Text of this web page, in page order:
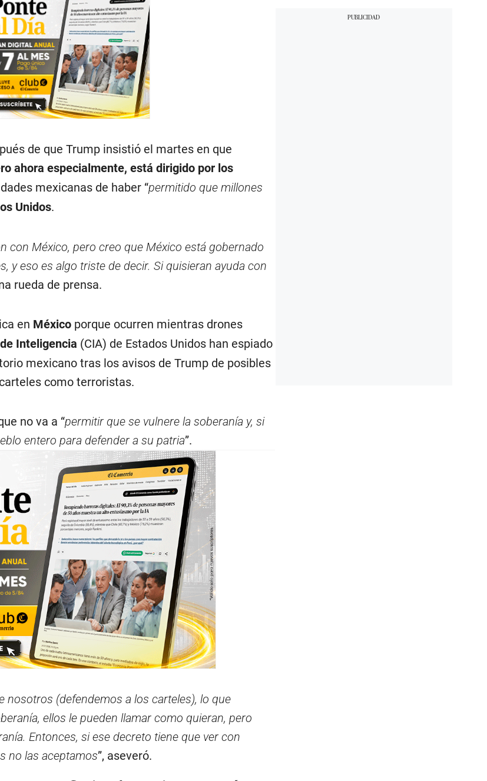
de que Trump insistió el martes en que
ahora especialmente, está dirigido por los
mexicanas de haber “permitido que millones
Unidos.
con México, pero creo que México está gobernado
y eso es algo triste de decir. Si quisieran ayuda con
rueda de prensa.
en Méxicoporque ocurren mientras drones
Inteligencia (CIA) de Estados Unidos han espiado
mexicano tras los avisos de Trump de posibles
como terroristas.
no va a “permitir que se vulnere la soberanía y, si
entero para defender a su patria”.
nosotros (defendemos a los carteles), lo que
ellos le pueden llamar como quieran, pero
Entonces, si ese decreto tiene que ver con
no las aceptamos”, aseveró.